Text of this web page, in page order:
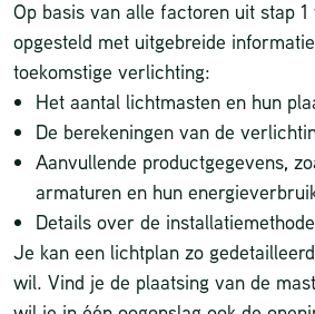
Op basis van alle factoren uit stap
opgesteld met uitgebreide
toekomstige verlichting:
Het aantal lichtmasten en hun
De berekeningen van de
Aanvullende productgegevens,
armaturen en hun
Details over de
Je kan een lichtplan zo
wil. Vind je de plaatsing van de